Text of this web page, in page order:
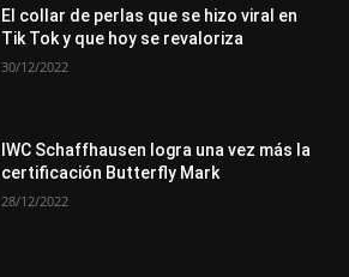
El collar de perlas que se hizo viral en
Tik Tok y que hoy se revaloriza
30/12/2022
IWC Schaffhausen logra una vez más la
certificación Butterfly Mark
28/12/2022